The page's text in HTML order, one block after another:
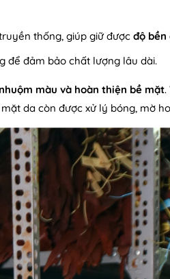
thống, giúp giữ được độ bền
để đảm bảo chất lượng lâu dài.
nhuộm màu và hoàn thiện bề mặt
mặt da còn được xử lý bóng, mờ